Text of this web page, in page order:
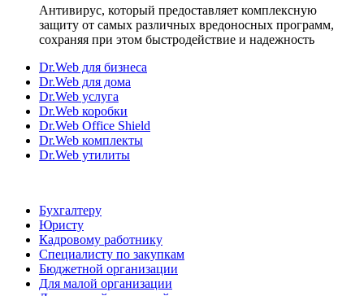
Антивирус, который предоставляет комплексную
защиту от самых различных вредоносных программ,
сохраняя при этом быстродействие и надежность
Dr.Web для бизнеса
Dr.Web для дома
Dr.Web услуга
Dr.Web коробки
Dr.Web Office Shield
Dr.Web комплекты
Dr.Web утилиты
Бухгалтеру
Юристу
Кадровому работнику
Специалисту по закупкам
Бюджетной организации
Для малой организации